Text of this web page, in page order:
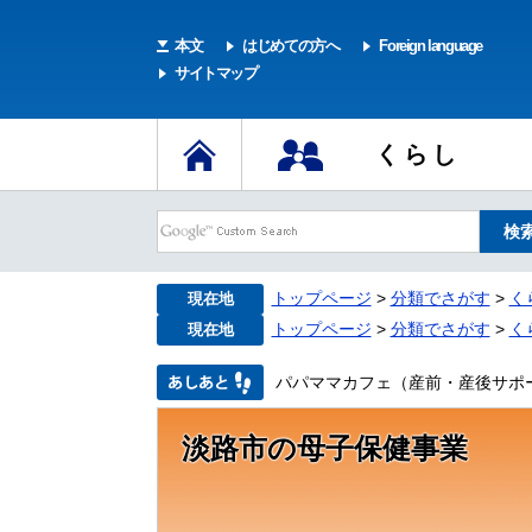
本文 はじめての方へ
Foreign language
サイトマップ
くらし
現在地 トップページ > 分類でさがす > く
現在地 トップページ > 分類でさがす > く
パパママカフェ（産前・産後サポ
淡路市の母子保健事業